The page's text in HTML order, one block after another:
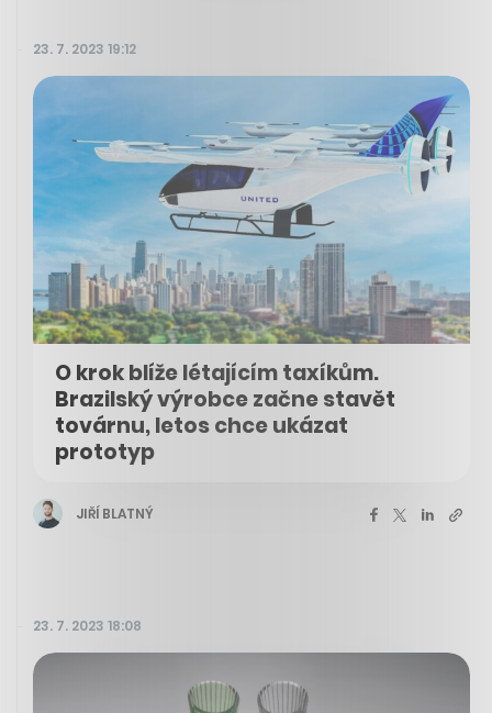
23. 7. 2023 19:12
O krok blíže létajícím taxíkům.
Brazilský výrobce začne stavět
továrnu, letos chce ukázat
prototyp
JIŘÍ BLATNÝ
23. 7. 2023 18:08